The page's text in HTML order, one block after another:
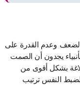
وعدم القدرة على
يجدون أن الصمت
بشكل أقوى من
النفس ترتيب